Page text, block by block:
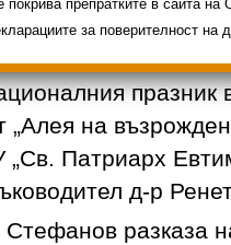
млади
празник
„Алея на
Патриарх
д-р
разказа
покрива препратките в сайта
за поверителност на